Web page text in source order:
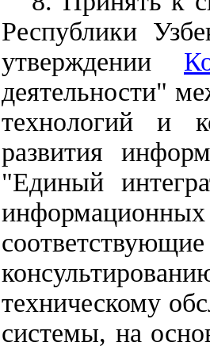
Республики
утверждении
деятельности"
технологий и
развития
"Единый
техническому
системы, на